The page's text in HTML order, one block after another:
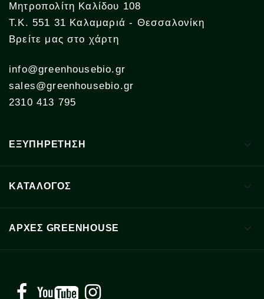
Μητροπολίτη Καλίδου 108
Τ.Κ. 551 31 Καλαμαριά - Θεσσαλονίκη
Βρείτε μας στο χάρτη
info@greenhousebio.gr
sales@greenhousebio.gr
2310 413 795
ΕΞΥΠΗΡΕΤΗΣΗ 
ΚΑΤΑΛΟΓΟΣ 
ΑΡΧΈΣ GREENHOUSE 
Facebook YouTube